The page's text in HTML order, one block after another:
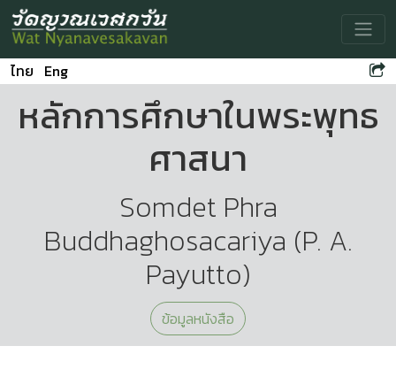
ไทย Eng
หลักการศึกษาในพระพุทธ
ศาสนา
Somdet Phra
Buddhaghosacariya (P. A.
Payutto)
ข้อมูลหนังสือ